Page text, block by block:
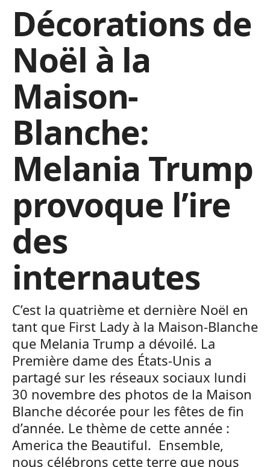
Décorations de
Noël à la
Maison-
Blanche:
Melania Trump
provoque l’ire
des
internautes
C’est la quatrième et dernière Noël en
tant que First Lady à la Maison-Blanche
que Melania Trump a dévoilé. La
Première dame des États-Unis a
partagé sur les réseaux sociaux lundi
30 novembre des photos de la Maison
Blanche décorée pour les fêtes de fin
d’année. Le thème de cette année :
America the Beautiful. Ensemble,
nous célébrons cette terre que nous